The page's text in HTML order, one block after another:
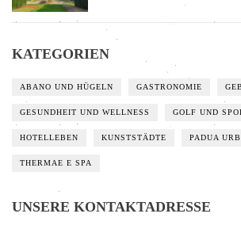
KATEGORIEN
ABANO UND HÜGELN GASTRONOMIE
GESUNDHEIT UND WELLNESS GOLF UND
HOTELLEBEN KUNSTSTÄDTE PADUA
THERMAE E SPA
UNSERE KONTAKTADRESSE